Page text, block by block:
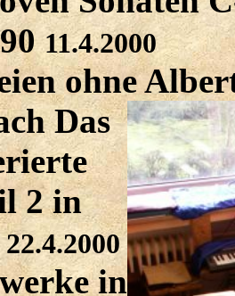
11.4.2000
ohne
Das
2 in
22.4.2000
in